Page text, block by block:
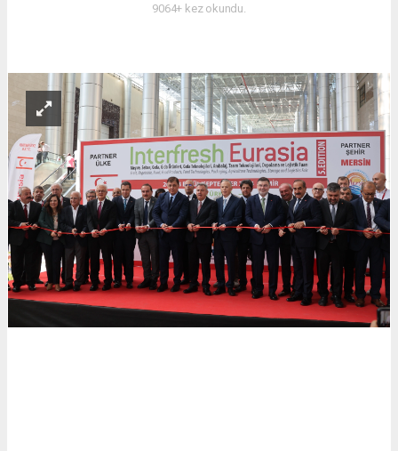
9064+ kez okundu.